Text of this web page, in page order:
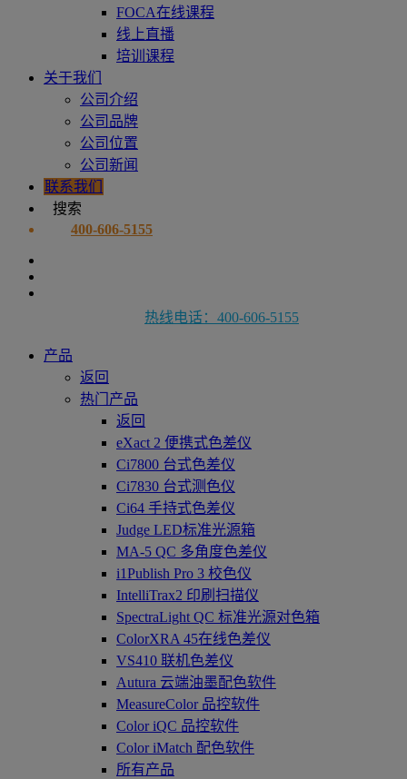
FOCA在线课程
线上直播
培训课程
关于我们
公司介绍
公司品牌
公司位置
公司新闻
联系我们
搜索
400-606-5155
热线电话：400-606-5155
产品
返回
热门产品
返回
eXact 2 便携式色差仪
Ci7800 台式色差仪
Ci7830 台式测色仪
Ci64 手持式色差仪
Judge LED标准光源箱
MA-5 QC 多角度色差仪
i1Publish Pro 3 校色仪
IntelliTrax2 印刷扫描仪
SpectraLight QC 标准光源对色箱
ColorXRA 45在线色差仪
VS410 联机色差仪
Autura 云端油墨配色软件
MeasureColor 品控软件
Color iQC 品控软件
Color iMatch 配色软件
所有产品